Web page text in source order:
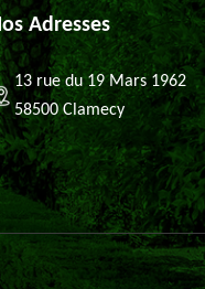
Adresses
13 rue du 19 Mars 1962
58500 Clamecy